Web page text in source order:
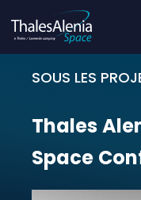
SOUS LES
Thales
Thales
Space